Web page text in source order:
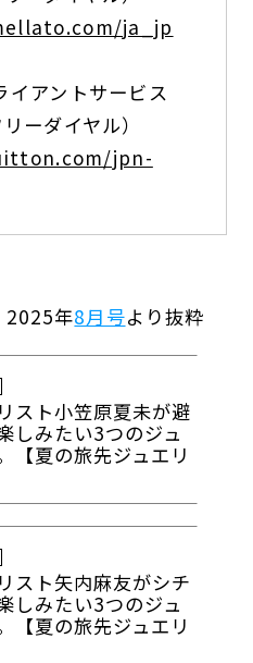
ja_jp
イアントサービス
ーダイヤル）
jpn-
2025年8月号より抜粋
スト小笠原夏未が避
しみたい3つのジュ
【夏の旅先ジュエリ
スト矢内麻友がシチ
しみたい3つのジュ
【夏の旅先ジュエリ